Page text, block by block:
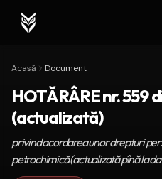
Acasă Document
HOTĂRÂRE nr. 559
(actualizată)
privind acordarea unor drepturi
petrochimică (actualizată pînă la